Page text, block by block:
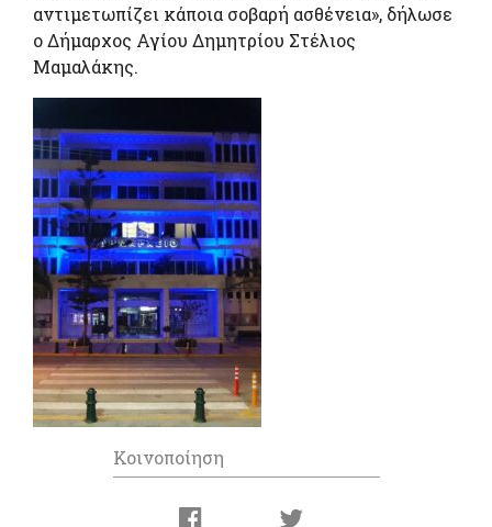
αντιμετωπίζει κάποια σοβαρή ασθένεια», δήλωσε
ο Δήμαρχος Αγίου Δημητρίου Στέλιος
Μαμαλάκης.
Κοινοποίηση